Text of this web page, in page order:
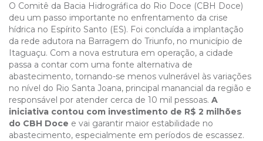
O Comitê da Bacia Hidrográfica do Rio Doce (CBH Doce)
deu um passo importante no enfrentamento da crise
hídrica no Espírito Santo (ES). Foi concluída a implantação
da rede adutora na Barragem do Triunfo, no município de
Itaguaçu. Com a nova estrutura em operação, a cidade
passa a contar com uma fonte alternativa de
abastecimento, tornando-se menos vulnerável às variações
no nível do Rio Santa Joana, principal manancial da região e
responsável por atender cerca de 10 mil pessoas. A
iniciativa contou com investimento de R$ 2 milhões
do CBH Doce e vai garantir maior estabilidade no
abastecimento, especialmente em períodos de escassez.